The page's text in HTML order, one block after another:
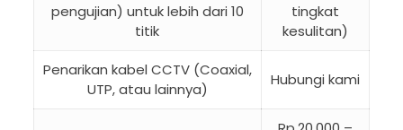
pengujian) untuk lebih dari 10
titik
tingkat
kesulitan)
Penarikan kabel CCTV (Coaxial,
UTP, atau lainnya)
Hubungi kami